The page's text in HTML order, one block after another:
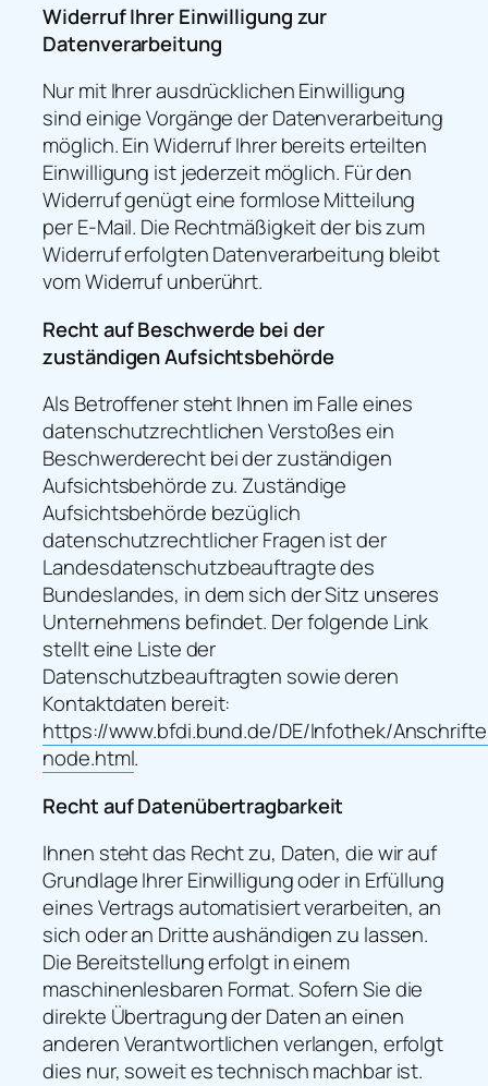
Widerruf Ihrer Einwilligung zur
Datenverarbeitung
Nur mit Ihrer ausdrücklichen Einwilligung
sind einige Vorgänge der Datenverarbeitung
möglich. Ein Widerruf Ihrer bereits erteilten
Einwilligung ist jederzeit möglich. Für den
Widerruf genügt eine formlose Mitteilung
per E-Mail. Die Rechtmäßigkeit der bis zum
Widerruf erfolgten Datenverarbeitung bleibt
vom Widerruf unberührt.
Recht auf Beschwerde bei der
zuständigen Aufsichtsbehörde
Als Betroffener steht Ihnen im Falle eines
datenschutzrechtlichen Verstoßes ein
Beschwerderecht bei der zuständigen
Aufsichtsbehörde zu. Zuständige
Aufsichtsbehörde bezüglich
datenschutzrechtlicher Fragen ist der
Landesdatenschutzbeauftragte des
Bundeslandes, in dem sich der Sitz unseres
Unternehmens befindet. Der folgende Link
stellt eine Liste der
Datenschutzbeauftragten sowie deren
Kontaktdaten bereit:
https://www.bfdi.bund.de/DE/Infothek/
node.html.
Recht auf Datenübertragbarkeit
Ihnen steht das Recht zu, Daten, die wir auf
Grundlage Ihrer Einwilligung oder in Erfüllung
eines Vertrags automatisiert verarbeiten, an
sich oder an Dritte aushändigen zu lassen.
Die Bereitstellung erfolgt in einem
maschinenlesbaren Format. Sofern Sie die
direkte Übertragung der Daten an einen
anderen Verantwortlichen verlangen, erfolgt
dies nur, soweit es technisch machbar ist.